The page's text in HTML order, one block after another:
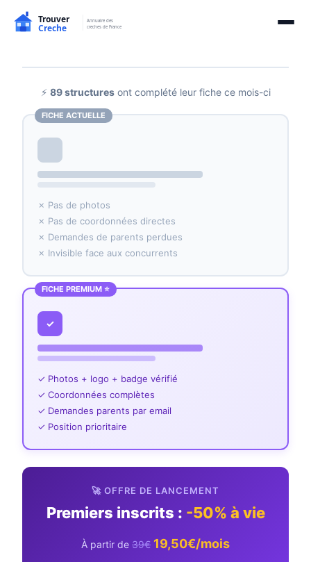
⚡ 89 structuresont complété leur fiche ce mois-ci
FICHE ACTUELLE
✗ Pas de photos
✗ Pas de coordonnées directes
✗ Demandes de parents perdues
✗ Invisible face aux concurrents
FICHE PREMIUM ⭐
✓
✓ Photos + logo + badge vérifié
✓ Coordonnées complètes
✓ Demandes parents par email
✓ Position prioritaire
🚀 OFFRE DE LANCEMENT
Premiers inscrits : -50% à vie
À partir de 39€ 19,50€/mois